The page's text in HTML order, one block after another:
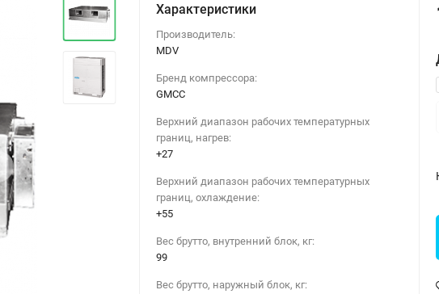
Характеристики
Производитель:
MDV
Бренд компрессора:
GMCC
Верхний диапазон рабочих температурных
границ, нагрев:
+27
Верхний диапазон рабочих температурных
границ, охлаждение:
+55
Вес брутто, внутренний блок, кг:
99
Вес брутто, наружный блок, кг: